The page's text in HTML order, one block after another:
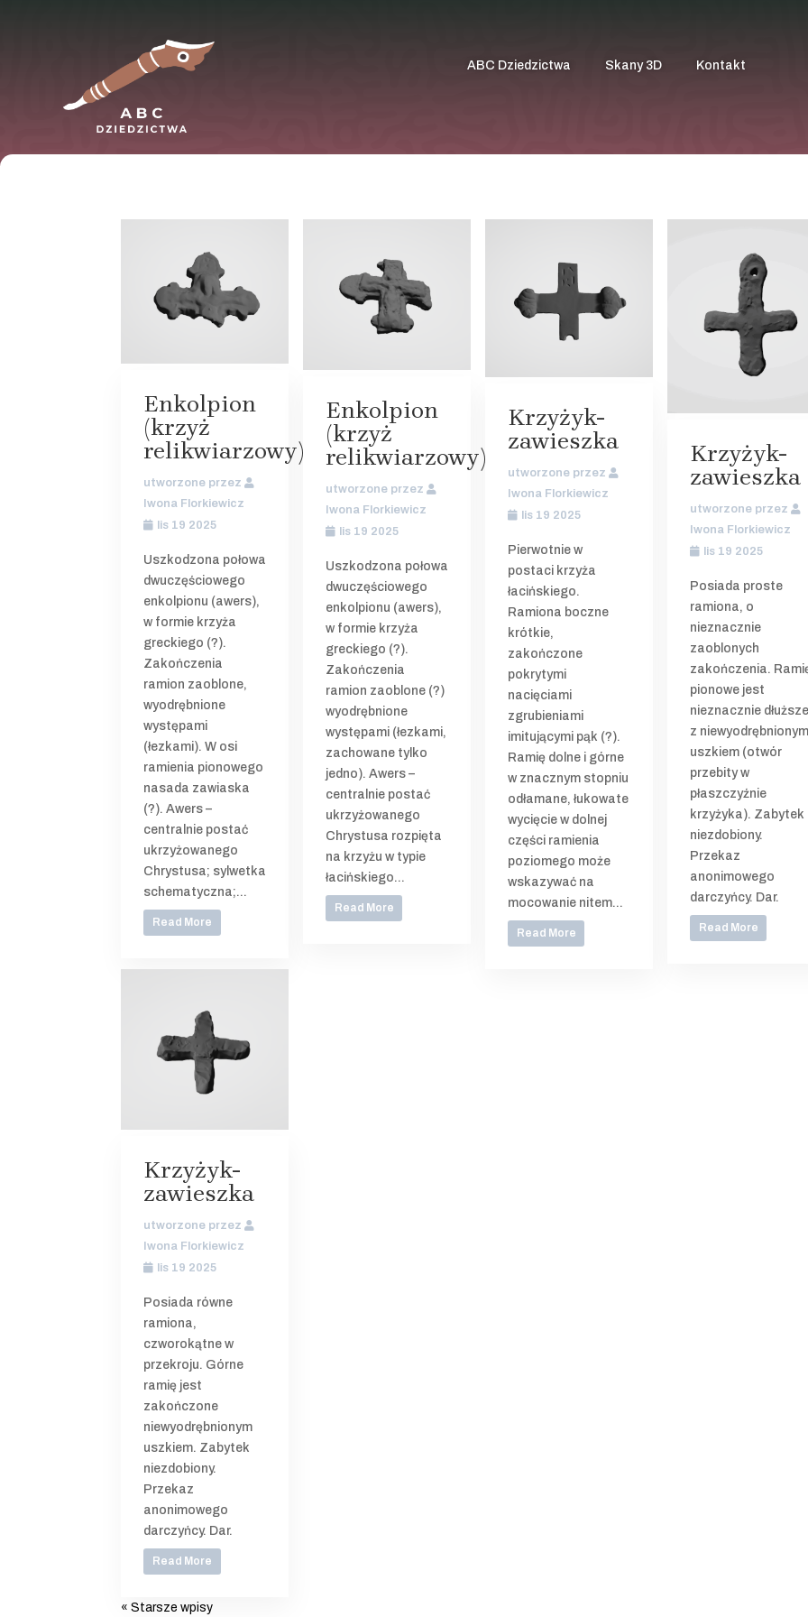
ABC Dziedzictwa Skany 3D Kontakt
Enkolpion
(krzyż
relikwiarzowy)
utworzone przez
Iwona Florkiewicz
lis 19 2025
Uszkodzona połowa
dwuczęściowego
enkolpionu (awers),
w formie krzyża
greckiego (?).
Zakończenia
ramion zaoblone,
wyodrębnione
występami
(łezkami). W osi
ramienia pionowego
nasada zawiaska
(?). Awers –
centralnie postać
ukrzyżowanego
Chrystusa; sylwetka
schematyczna;...
Read More
Enkolpion
(krzyż
relikwiarzowy)
utworzone przez
Iwona Florkiewicz
lis 19 2025
Uszkodzona połowa
dwuczęściowego
enkolpionu (awers),
w formie krzyża
greckiego (?).
Zakończenia
ramion zaoblone (?)
wyodrębnione
występami (łezkami,
zachowane tylko
jedno). Awers –
centralnie postać
ukrzyżowanego
Chrystusa rozpięta
na krzyżu w typie
łacińskiego...
Read More
Krzyżyk-
zawieszka
utworzone przez
Iwona Florkiewicz
lis 19 2025
Pierwotnie w
postaci krzyża
łacińskiego.
Ramiona boczne
krótkie,
zakończone
pokrytymi
nacięciami
zgrubieniami
imitującymi pąk (?).
Ramię dolne i górne
w znacznym stopniu
odłamane, łukowate
wycięcie w dolnej
części ramienia
poziomego może
wskazywać na
mocowanie nitem...
Read More
Krzyżyk-
zawieszka
utworzone przez
Iwona Florkiewicz
lis 19 2025
Posiada proste
ramiona, o
nieznacznie
zaoblonych
zakończenia.
pionowe jest
nieznacznie
z niewyodrębnionym
uszkiem (otwór
przebity w
płaszczyźnie
krzyżyka). Zabytek
niezdobiony.
Przekaz
anonimowego
darczyńcy. Dar.
Read More
Krzyżyk-
zawieszka
utworzone przez
Iwona Florkiewicz
lis 19 2025
Posiada równe
ramiona,
czworokątne w
przekroju. Górne
ramię jest
zakończone
niewyodrębnionym
uszkiem. Zabytek
niezdobiony.
Przekaz
anonimowego
darczyńcy. Dar.
Read More
« Starsze wpisy